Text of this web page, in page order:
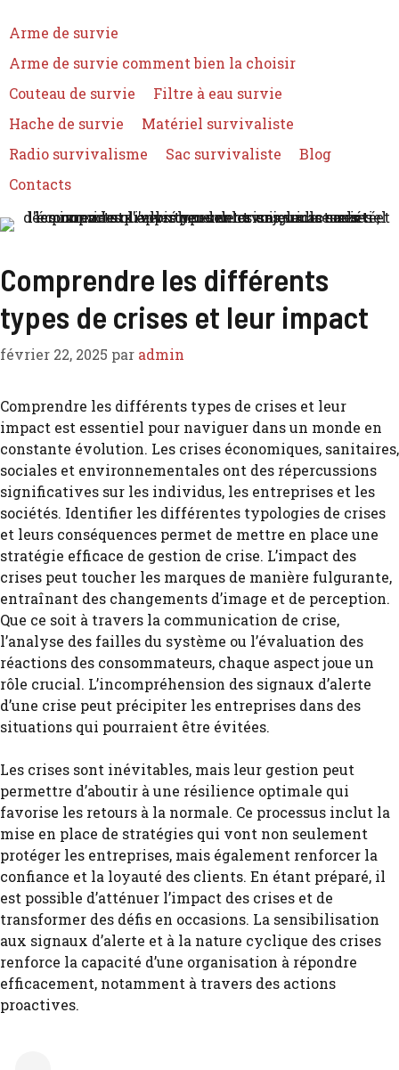
Arme de survie
Arme de survie comment bien la choisir
Couteau de survie
Filtre à eau survie
Hache de survie
Matériel survivaliste
Radio survivalisme
Sac survivaliste
Blog
Contacts
Comprendre les différents
types de crises et leur impact
février 22, 2025 par admin
Comprendre les différents types de crises et leur
impact est essentiel pour naviguer dans un monde en
constante évolution. Les crises économiques, sanitaires,
sociales et environnementales ont des répercussions
significatives sur les individus, les entreprises et les
sociétés. Identifier les différentes typologies de crises
et leurs conséquences permet de mettre en place une
stratégie efficace de gestion de crise. L’impact des
crises peut toucher les marques de manière fulgurante,
entraînant des changements d’image et de perception.
Que ce soit à travers la communication de crise,
l’analyse des failles du système ou l’évaluation des
réactions des consommateurs, chaque aspect joue un
rôle crucial. L’incompréhension des signaux d’alerte
d’une crise peut précipiter les entreprises dans des
situations qui pourraient être évitées.
Les crises sont inévitables, mais leur gestion peut
permettre d’aboutir à une résilience optimale qui
favorise les retours à la normale. Ce processus inclut la
mise en place de stratégies qui vont non seulement
protéger les entreprises, mais également renforcer la
confiance et la loyauté des clients. En étant préparé, il
est possible d’atténuer l’impact des crises et de
transformer des défis en occasions. La sensibilisation
aux signaux d’alerte et à la nature cyclique des crises
renforce la capacité d’une organisation à répondre
efficacement, notamment à travers des actions
proactives.